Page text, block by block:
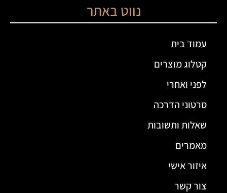
נווט באתר
עמוד בית
קטלוג מוצרים
לפני ואחרי
סרטוני הדרכה
שאלות ותשובות
מאמרים
איזור אישי
צור קשר